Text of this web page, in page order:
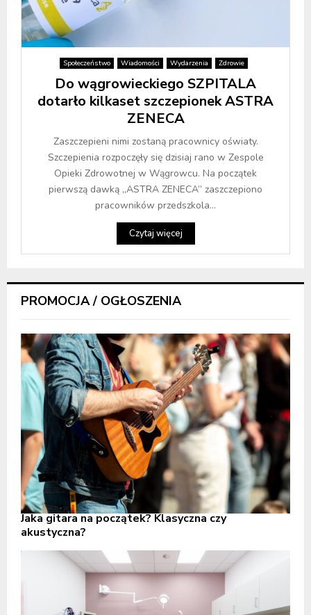
Społeczeństwo Wiadomości Wydarzenia Zdrowie
Do wągrowieckiego SZPITALA
dotarło kilkaset szczepionek ASTRA
ZENECA
Zaszczepieni nimi zostaną pracownicy oświaty.
Szczepienia rozpoczęły się dzisiaj rano w Zespole
Opieki Zdrowotnej w Wągrowcu. Na początek
pierwszą dawką „ASTRA ZENECA” zaszczepiono
pracowników przedszkola...
Czytaj więcej
PROMOCJA / OGŁOSZENIA
Jaka gitara na początek? Klasyczna czy
akustyczna?